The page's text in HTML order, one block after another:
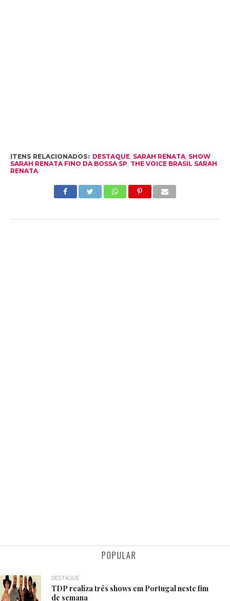
ITENS RELACIONADOS: DESTAQUE, SARAH RENATA, SHOW
SARAH RENATA FINO DA BOSSA SP THE VOICE BRASIL SARAH
RENATA
POPULAR
DESTAQUE
TDP realiza três shows em Portugal neste fim
de semana